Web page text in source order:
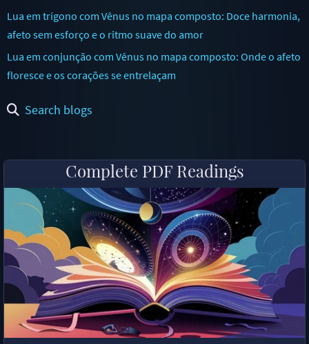
Lua em trígono com Vênus no mapa composto: Doce harmonia,
afeto sem esforço e o ritmo suave do amor
Lua em conjunção com Vênus no mapa composto: Onde o afeto
floresce e os corações se entrelaçam
Search blogs
Complete PDF Readings